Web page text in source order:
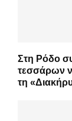
Στη Ρόδο
τεσσάρων
τη